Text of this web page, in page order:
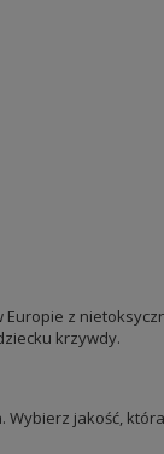
z
krzywdy.
jakość, która